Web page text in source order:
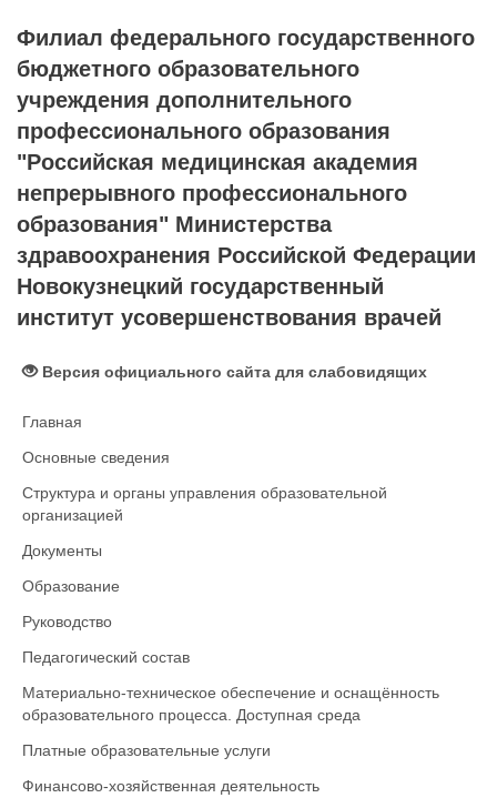
Филиал федерального государственного
бюджетного образовательного
учреждения дополнительного
профессионального образования
"Российская медицинская академия
непрерывного профессионального
образования" Министерства
здравоохранения Российской Федерации
Новокузнецкий государственный
институт усовершенствования врачей
Версия официального сайта для слабовидящих
Главная
Основные сведения
Структура и органы управления образовательной
организацией
Документы
Образование
Руководство
Педагогический состав
Материально-техническое обеспечение и оснащённость
образовательного процесса. Доступная среда
Платные образовательные услуги
Финансово-хозяйственная деятельность